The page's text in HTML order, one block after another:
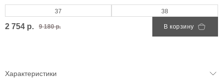
37 38
2 754 р. 9 180 р. В корзину
Характеристики